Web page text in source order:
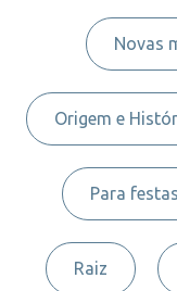
Novas
Origem e
Para festas
Raiz